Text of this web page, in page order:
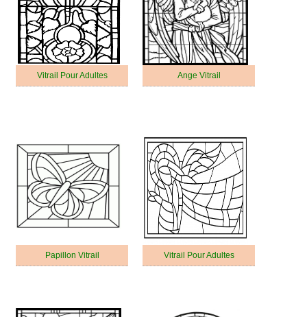
Vitrail Pour Adultes Ange Vitrail
Papillon Vitrail Vitrail Pour Adultes